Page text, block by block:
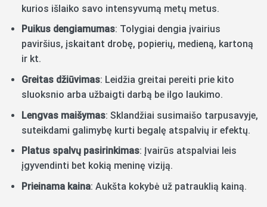
kurios išlaiko savo intensyvumą metų metus.
Puikus dengiamumas: Tolygiai dengia įvairius
paviršius, įskaitant drobę, popierių, medieną, kartoną
ir kt.
Greitas džiūvimas: Leidžia greitai pereiti prie kito
sluoksnio arba užbaigti darbą be ilgo laukimo.
Lengvas maišymas: Sklandžiai susimaišo tarpusavyje,
suteikdami galimybę kurti begalę atspalvių ir efektų.
Platus spalvų pasirinkimas: Įvairūs atspalviai leis
įgyvendinti bet kokią meninę viziją.
Prieinama kaina: Aukšta kokybė už patrauklią kainą.